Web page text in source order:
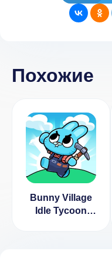
Похожие
Bunny Village
Idle Tycoon